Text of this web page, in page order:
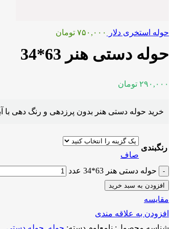
حوله استخری دلار ۷۵۰,۰۰۰ تومان
حوله دستی هنر 63*34
۲۹۰,۰۰۰ تومان
خرید حوله دستی هنر بدون پرزدهی و رنگ دهی با
رنگبندی
صاف
حوله دستی هنر 63*34 عدد
افزودن به سبد خرید
مقايسه
افزودن به علاقه مندی